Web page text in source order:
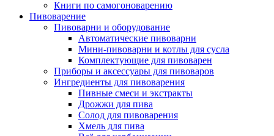
Книги по самогоноварению
Пивоварение
Пивоварни и оборудование
Автоматические пивоварни
Мини-пивоварни и котлы для сусла
Комплектующие для пивоварен
Приборы и аксессуары для пивоваров
Ингредиенты для пивоварения
Пивные смеси и экстракты
Дрожжи для пива
Солод для пивоварения
Хмель для пива